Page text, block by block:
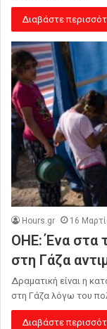
Διαβάστε
Hours.gr 16
ΟΗΕ: Ένα στα
στη Γάζα
Δραματική είναι η
στη Γάζα λόγω του
Διαβάστε